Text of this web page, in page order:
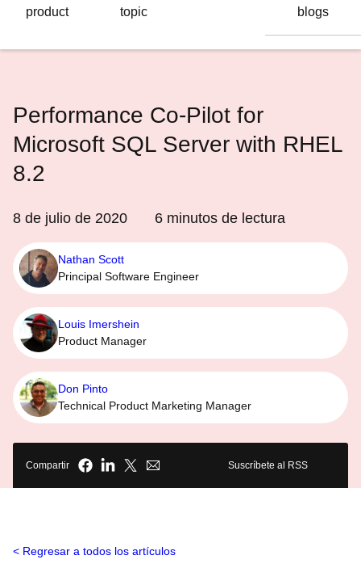
product
topic
blogs
Performance Co-Pilot for
Microsoft SQL Server with RHEL
8.2
8 de julio de 2020 6 minutos de lectura
Nathan Scott
Principal Software Engineer
Louis Imershein
Product Manager
Don Pinto
Technical Product Marketing Manager
Compartir Suscríbete al RSS
Regresar a todos los artículos